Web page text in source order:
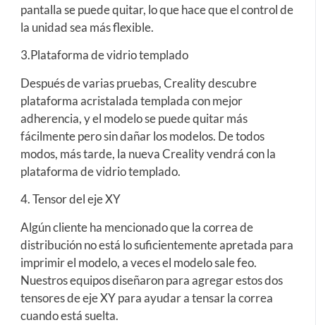
pantalla se puede quitar, lo que hace que el control de
la unidad sea más flexible.
3.Plataforma de vidrio templado
Después de varias pruebas, Creality descubre
plataforma acristalada templada con mejor
adherencia, y el modelo se puede quitar más
fácilmente pero sin dañar los modelos. De todos
modos, más tarde, la nueva Creality vendrá con la
plataforma de vidrio templado.
4. Tensor del eje XY
Algún cliente ha mencionado que la correa de
distribución no está lo suficientemente apretada para
imprimir el modelo, a veces el modelo sale feo.
Nuestros equipos diseñaron para agregar estos dos
tensores de eje XY para ayudar a tensar la correa
cuando está suelta.